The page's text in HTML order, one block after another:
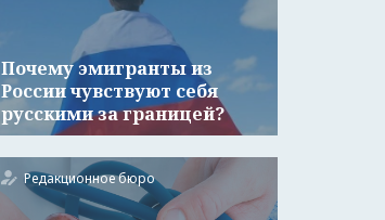
Почему эмигранты из
России чувствуют себя
русскими за границей?
Редакционное бюро